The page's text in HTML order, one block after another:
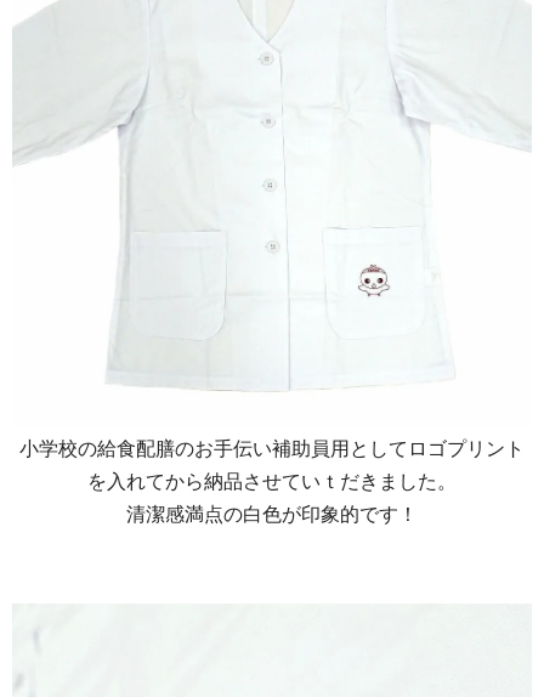
小学校の給食配膳のお手伝い補助員用としてロゴプリント
を入れてから納品させていｔだきました。
清潔感満点の白色が印象的です！